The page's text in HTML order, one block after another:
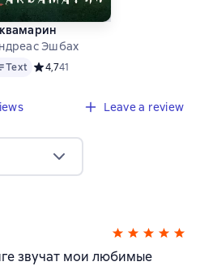
основе 24 оценок
Эшбах
Text Средний рейтинг 4,7 на основе 41
4,741
Leave a review
звучат мои любимые